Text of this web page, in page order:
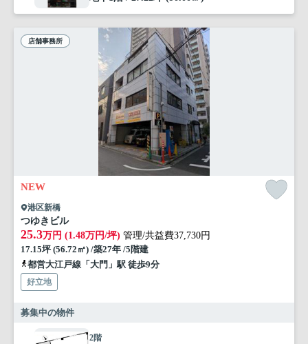
店舗事務所
NEW
港区新橋
つゆきビル
25.3万円 (1.48万円/坪) 管理/共益費37,730円
17.15坪 (56.72㎡) /築27年 /5階建
都営大江戸線「大門」駅 徒歩9分
好立地
募集中の物件
2階